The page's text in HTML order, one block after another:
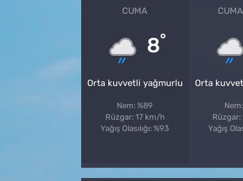
CUMA
8°
Orta kuvvetli yağmurlu
Nem: %89
Rüzgar: 17 km/h
Yağış Olasılığı: %93
Orta
Rüzgar:
Yağış